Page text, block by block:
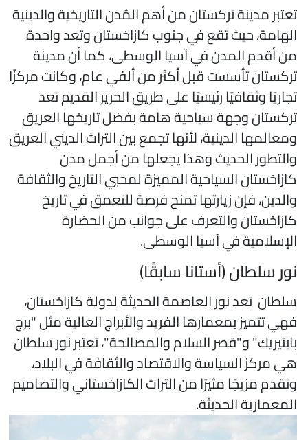
مدينة تركستان من أهم المُدن التاريخية والدينية
حيث تقع في جنوب كازاخستان وتعد واحدة
أقدم المدن في آسيا الوسطى، كما أن مدينة
تأسست قبل أكثر من ألفي عام، وكانت مركزًا
وثقافيًا رئيسيًا على طريق الحرير القديم تعد
وجهة سياحية هامة بفضل تاريخها العريق
الدينية، لأنها تجمع بين التراث الديني العريق
الحديث وهذا يجعلها من أجمل مدن
السياحية المميزة لمحبي التاريخ والثقافة
فإن زيارتها تمنح فرصة للتعمق في تاريخ
والتعرف على جوانب من الحضارة
في آسيا الوسطى.
سلطان (أستانا سابقًا)
تعد نور العاصمة الحديثة لدولة كازاخستان،
تتميز بمعمارها الفريد والأبراج العالية مثل "برج
و"قصر السلام والمصالحة"، تعتبر نور سلطان
مركز السياسة والاقتصاد والثقافة في البلاد،
مزيجًا مثيرًا من التراث الكازاخستاني والتصاميم
الحديثة.